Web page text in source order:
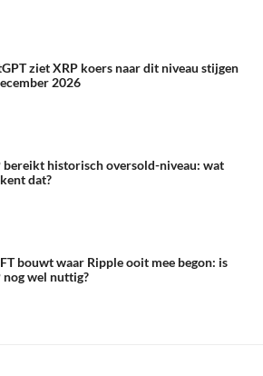
ziet XRP koers naar dit niveau stijgen
2026
bereikt historisch oversold-niveau: wat
dat?
bouwt waar Ripple ooit mee begon: is
nog wel nuttig?